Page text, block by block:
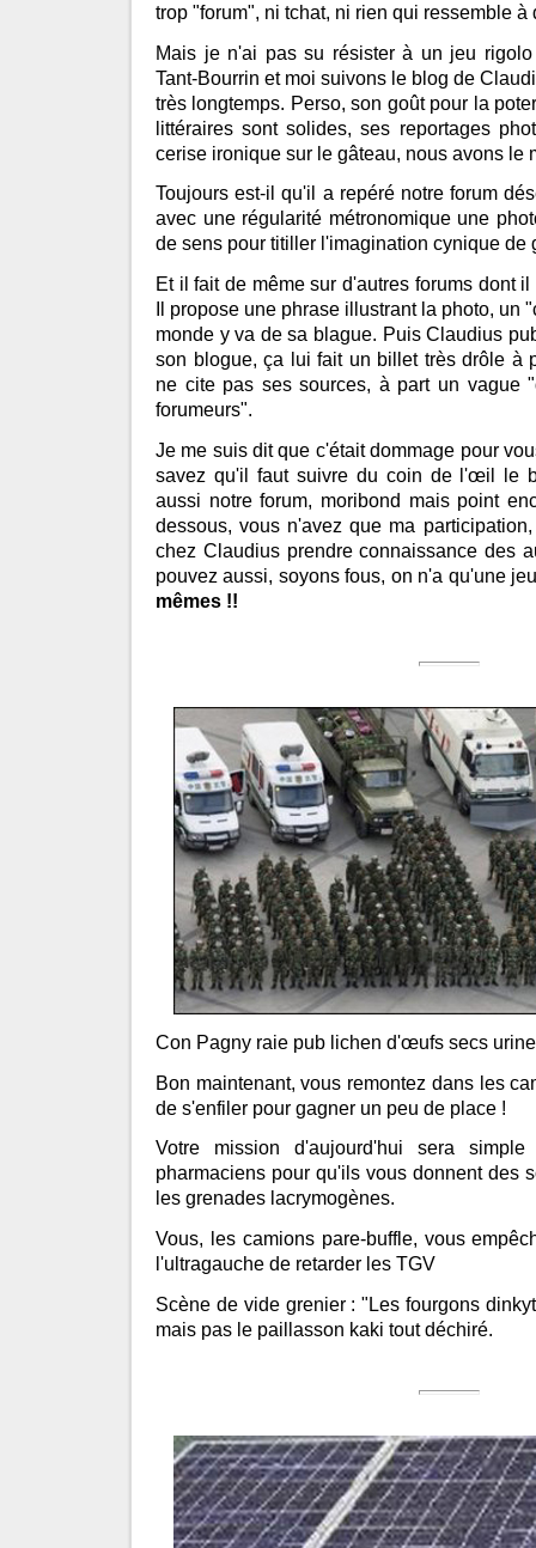
trop "forum", ni tchat, ni rien qui ressemble à
Mais je n'ai pas su résister à un jeu
Tant-Bourrin et moi suivons le blog de
très longtemps. Perso, son goût pour la
littéraires sont solides, ses reportages
cerise ironique sur le gâteau, nous avons le
Toujours est-il qu'il a repéré notre forum
avec une régularité métronomique une
de sens pour titiller l'imagination cynique de
Et il fait de même sur d'autres forums dont
Il propose une phrase illustrant la photo, un
monde y va de sa blague. Puis Claudius
son blogue, ça lui fait un billet très drôle à
ne cite pas ses sources, à part un vague
forumeurs".
Je me suis dit que c'était dommage pour
savez qu'il faut suivre du coin de l'œil le
aussi notre forum, moribond mais point
dessous, vous n'avez que ma
chez Claudius prendre connaissance des
pouvez aussi, soyons fous, on n'a qu'une
mêmes !!
Con Pagny raie pub lichen d'œufs secs
Bon maintenant, vous remontez dans les
de s'enfiler pour gagner un peu de place !
Votre mission d'aujourd'hui sera
pharmaciens pour qu'ils vous donnent des
les grenades lacrymogènes.
Vous, les camions pare-buffle, vous
l'ultragauche de retarder les TGV
Scène de vide grenier : "Les fourgons
mais pas le paillasson kaki tout déchiré.